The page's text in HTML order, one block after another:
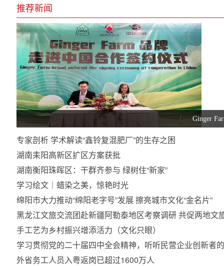
推荐新闻
Ginger
专家剖析 学术解读“鑫铃复混肥厂”的生存之困
湖南耒阳高新区扩区方案获批
湖南衡阳珠晖区：干群齐参与 绿树住“新家”
学习绘文｜蜡染之美，惊艳时光
绵阳市大力推动“绵阳老字号”发展 擦亮城市文化“金名片”
黑龙江文旅交流团赴新疆阿勒泰地区考察调研 共促两地文
手工艺为乡村振兴增添活力（文化只眼）
学习贯彻党的二十届四中全会精神，听听民营企业创新者
外省务工人员入粤返岗已超过1600万人